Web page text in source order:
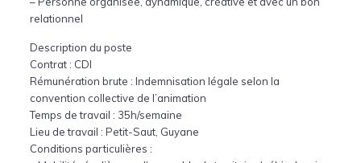
relationnel
Description du poste
Contrat : CDI
Rémunération brute : Indemnisation légale selon la
convention collective de l’animation
Temps de travail : 35h/semaine
Lieu de travail : Petit-Saut, Guyane
Conditions particulières :